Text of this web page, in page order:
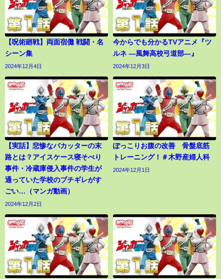
【呪術廻戦】両面宿儺 戦闘・名
シーン集
2024年12月4日
今からでも分かるTVアニメ『ツ
ルネ ―風舞高校弓道部―』
2024年12月3日
【実話】悲惨なバカッターの末
路とは？アイスケース寝そべり
事件・冷蔵庫侵入事件の学生が
通っていた学校のブチギレがす
ごい…（マンガ動画）
2024年12月2日
ぽっこりお腹の改善 骨盤底筋
トレーニング！＃木野産婦人科
2024年12月1日